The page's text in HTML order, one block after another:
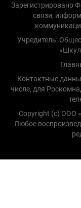
Зарегистрировано
связи,
Учредитель:
Контактные
числе, для
Copyright (с) ООО
Любое